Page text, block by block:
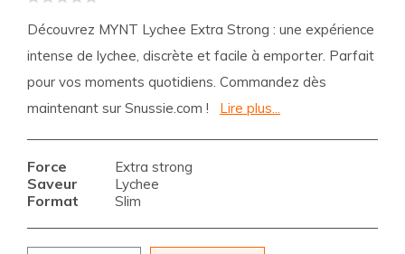
Découvrez MYNT Lychee Extra Strong : une expérience
intense de lychee, discrète et facile à emporter. Parfait
pour vos moments quotidiens. Commandez dès
maintenant sur Snussie.com !
Lire plus...
Force Extra strong
Saveur Lychee
Format Slim